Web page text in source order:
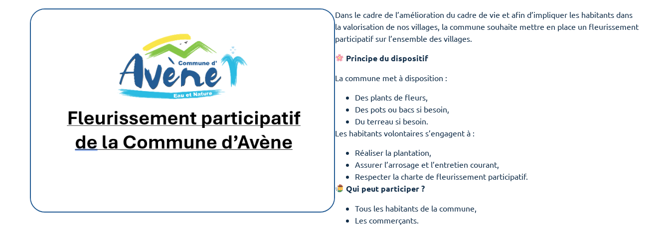
Dans le cadre de l’amélioration du cadre de vie et afin d’impliquer les habitants dans
la valorisation de nos villages, la commune souhaite mettre en place un fleurissement
participatif sur l’ensemble des villages.
Principe du dispositif
La commune met à disposition :
Des plants de fleurs,
Des pots ou bacs si besoin,
Du terreau si besoin.
Les habitants volontaires s’engagent à :
Réaliser la plantation,
Assurer l’arrosage et l’entretien courant,
Respecter la charte de fleurissement participatif.
Qui peut participer ?
Tous les habitants de la commune,
Les commerçants.